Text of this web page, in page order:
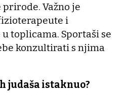
Važno je
i
toplicama. Sportaši se
konzultirati s njima
judaša istaknuo?